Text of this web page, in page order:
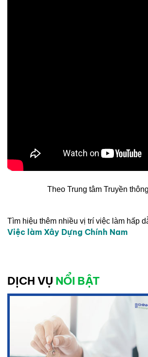
Theo Trung tâm Truyền thông
Tìm hiệu thêm nhiều vị trí việc làm hấp
Việc làm Xây Dựng Chính Nam
DỊCH VỤ NỔI BẬT